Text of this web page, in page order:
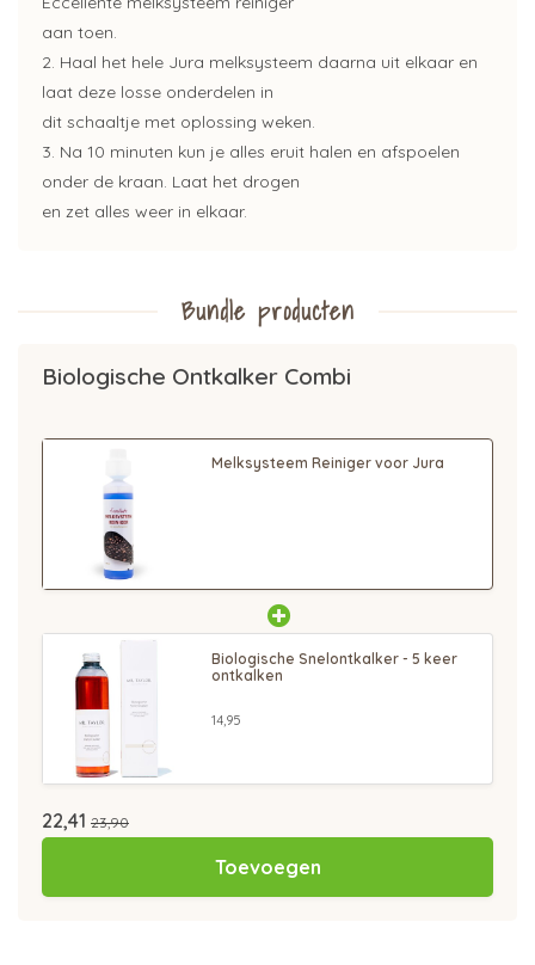
aan toen.
2. Haal het hele Jura melksysteem daarna uit elkaar en
laat deze losse onderdelen in
dit schaaltje met oplossing weken.
3. Na 10 minuten kun je alles eruit halen en afspoelen
onder de kraan. Laat het drogen
en zet alles weer in elkaar.
Bundle producten
Biologische Ontkalker Combi
Melksysteem Reiniger voor Jura
Biologische Snelontkalker - 5 keer
ontkalken
14,95
22,41 23,90
Toevoegen